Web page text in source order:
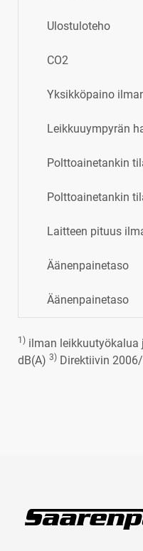
Ulostuloteho
CO2
Yksikköpaino
Leikkuuympyrän
Polttoainetankin
Polttoainetankin
Laitteen pituus
Äänenpainetaso
Äänenpainetaso
1) ilman leikkuutyökalua
dB(A) 3) Direktiivin